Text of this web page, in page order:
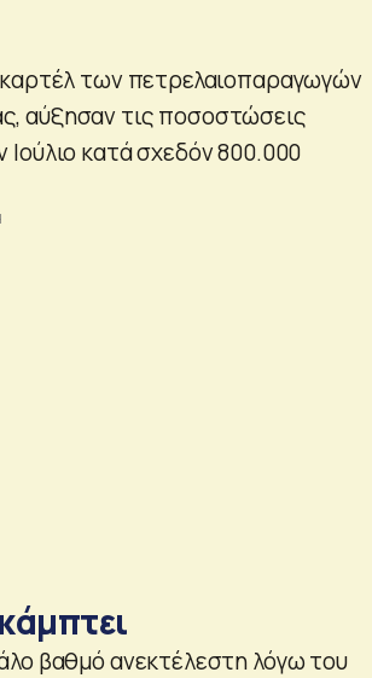
των πετρελαιοπαραγωγών
αύξησαν τις ποσοστώσεις
κατά σχεδόν 800.000
βαθμό ανεκτέλεστη λόγω του